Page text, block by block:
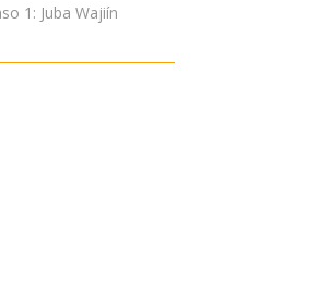
1: Juba Wajiín